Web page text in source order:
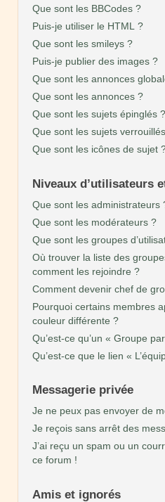
Que sont les BBCodes ?
Puis-je utiliser le HTML ?
Que sont les smileys ?
Puis-je publier des images ?
Que sont les annonces
Que sont les annonces ?
Que sont les sujets épinglés ?
Que sont les sujets
Que sont les icônes de sujet
Niveaux d’utilisateurs
Que sont les administrateurs
Que sont les modérateurs ?
Que sont les groupes
Où trouver la liste des
comment les rejoindre ?
Comment devenir chef de
Pourquoi certains membres
couleur différente ?
Qu’est-ce qu’un « Groupe
Qu’est-ce que le lien «
Messagerie privée
Je ne peux pas envoyer de
Je reçois sans arrêt des
J’ai reçu un spam ou un
ce forum !
Amis et ignorés